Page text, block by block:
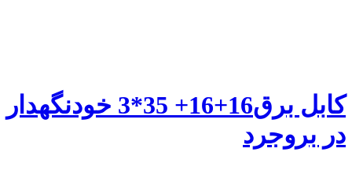
کابل برق16+16+ 35*3 خودنگهدار
در بروجرد